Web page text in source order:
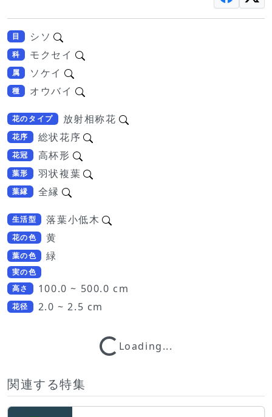
目 シソ
科 モクセイ
属 ソケイ
種 オウバイ
花のタイプ 放射相称花
花序 総状花序
花冠 高杯形
葉形 羽状複葉
葉縁 全縁
生活型 落葉小低木
花の色 黄
葉の色 緑
実の色
高さ
100.0 ~ 500.0 cm
花径 2.0 ~ 2.5 cmLoading...Loading...
関連する特集